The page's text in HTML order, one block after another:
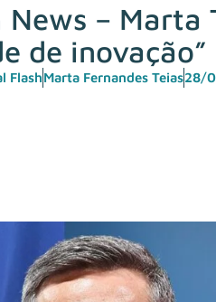
News – Marta
de inovação”
FlashMarta Fernandes Teias28/